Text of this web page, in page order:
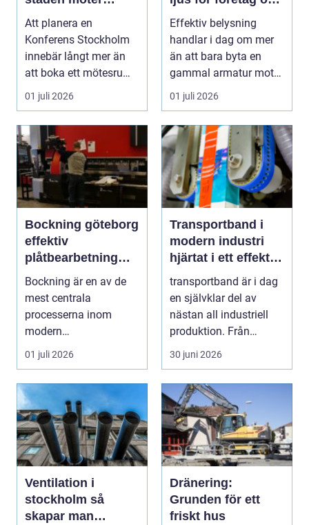
skärgård och
landsbygd
Att planera en
Konferens Stockholm
innebär långt mer än
att boka ett mötesrum
och ordna fika. Företa...
01 juli 2026
fastigheter
Effektiv belysning
handlar i dag om mer
än att bara byta en
gammal armatur mot
en ny. Företag, bosta...
01 juli 2026
Bockning göteborg
effektiv
plåtbearbetning
med precision
Bockning är en av de
mest centrala
processerna inom
modern
plåtbearbetning. I en
01 juli 2026
Transportband i
modern industri
hjärtat i ett effektivt
flöde
transportband är i dag
en självklar del av
nästan all industriell
produktion. Från
stenbrott och åte...
30 juni 2026
Ventilation i
stockholm så
skapar man
Dränering:
Grunden för ett
friskt hus